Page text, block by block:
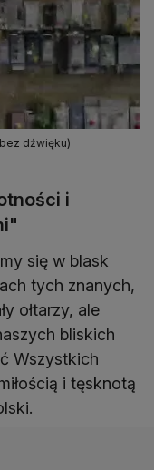
dźwięku)
i
się w blask
tych znanych,
ołtarzy, ale
bliskich
Wszystkich
i tęsknotą